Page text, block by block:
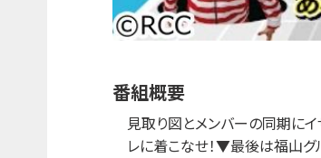
番組概要
見取り図とメンバーの同期に
レに着こなせ！▼最後は福山グ